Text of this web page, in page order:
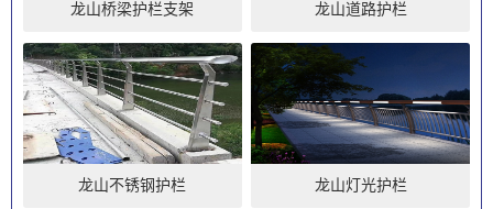
龙山桥梁护栏支架 龙山道路护栏
龙山不锈钢护栏 龙山灯光护栏